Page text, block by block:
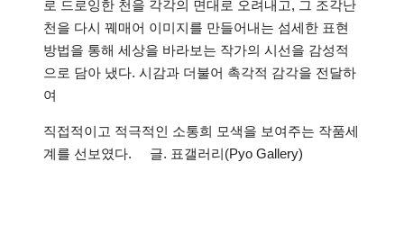
로 드로잉한 천을 각각의 면대로 오려내고, 그 조각난
천을 다시 꿰매어 이미지를 만들어내는 섬세한 표현
방법을 통해 세상을 바라보는 작가의 시선을 감성적
으로 담아 냈다. 시감과 더불어 촉각적 감각을 전달하
여
직접적이고 적극적인 소통희 모색을 보여주는 작품세
계를 선보였다. 글. 표갤러리(Pyo Gallery)